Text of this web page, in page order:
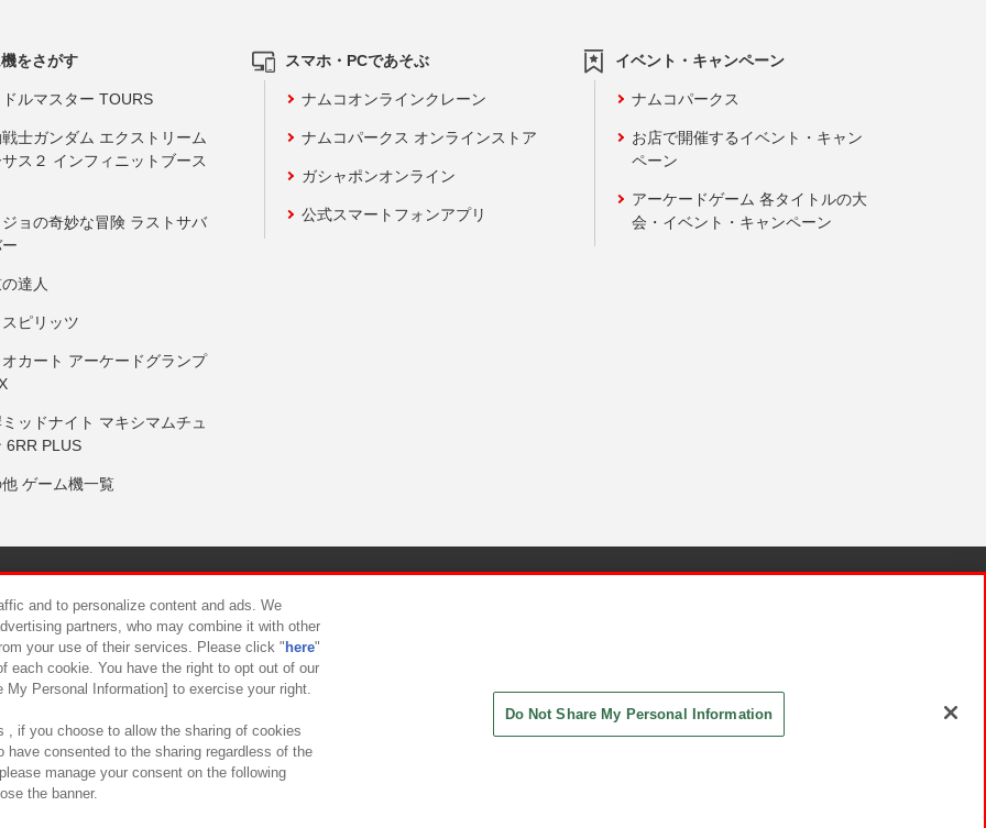
をさがす
ルマスター TOURS
士ガンダム エクストリーム
ス２ インフィニットブース
ョの奇妙な冒険 ラストサバ
達人
ピリッツ
カート アーケードグランプ
ッドナイト マキシマムチュ
6RR PLUS
ゲーム機一覧
スマホ・PCであそぶ
ナムコオンラインクレーン
ナムコパークス オンラインストア
ガシャポンオンライン
公式スマートフォンアプリ
イベント・キャンペーン
ナムコパークス
お店で開催するイベント・キャン
ペーン
アーケードゲーム 各タイトルの大
会・イベント・キャンペーン
について カスタマーハラスメント対応方針
and to personalize content and ads. We
partners, who may combine it with other
your use of their services. Please click " here"
each cookie. You have the right to opt out of our
Personal Information] to exercise your right.
, if you choose to allow the sharing of cookies
have consented to the sharing regardless of the
manage your consent on the following
the banner.
Do Not Share My Personal Information